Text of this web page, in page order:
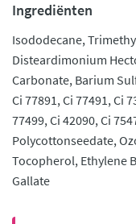
Ingrediënten
Isododecane,
Disteardimonium
Carbonate, Barium
Ci 77891, Ci 77491, Ci
77499, Ci 42090, Ci
Polycottonseedate,
Tocopherol, Ethylene
Gallate